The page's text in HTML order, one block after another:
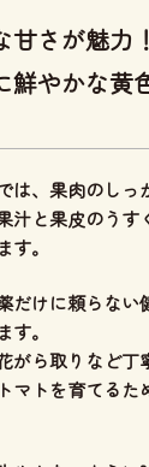
甘さが魅力！
鮮やかな黄
、 果肉のしっ
汁と果皮のうす
す。
だけに頼らない
す。
がら取りなど丁
マトを育てるた